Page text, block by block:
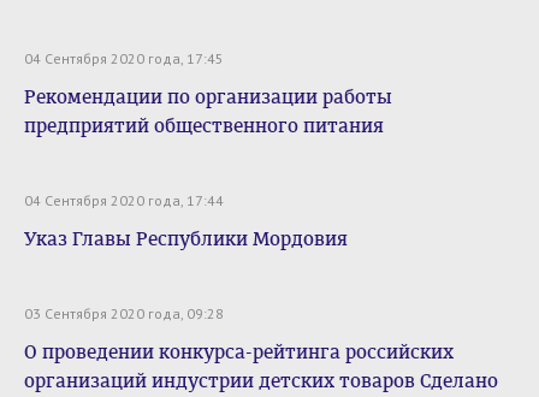
04 Сентября 2020 года, 17:45
Рекомендации по организации работы
предприятий общественного питания
04 Сентября 2020 года, 17:44
Указ Главы Республики Мордовия
03 Сентября 2020 года, 09:28
О проведении конкурса-рейтинга российских
организаций индустрии детских товаров Сделано